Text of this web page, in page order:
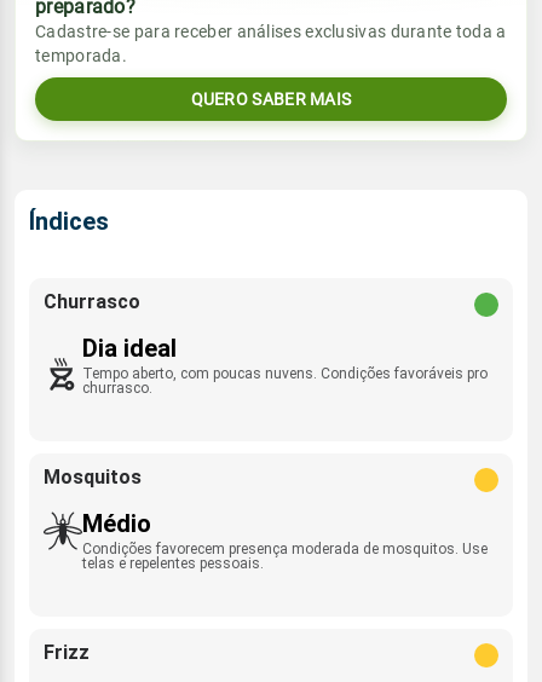
Umidade do ar
39%88%
Rajada de vento
Sol
06:16h às 17:47h
Lua
Chuva
0.0mm
Umidade do ar
Vento
E - 11km/h
Rajada de vento
Sol
preparado?
Cadastre-se para receber análises exclusivas durante toda a
temporada.
QUERO SABER MAIS
Índices
Churrasco
Dia ideal
Tempo aberto, com poucas nuvens. Condições favoráveis pro
churrasco.
Mosquitos
Médio
Condições favorecem presença moderada de mosquitos. Use
telas e repelentes pessoais.
Frizz